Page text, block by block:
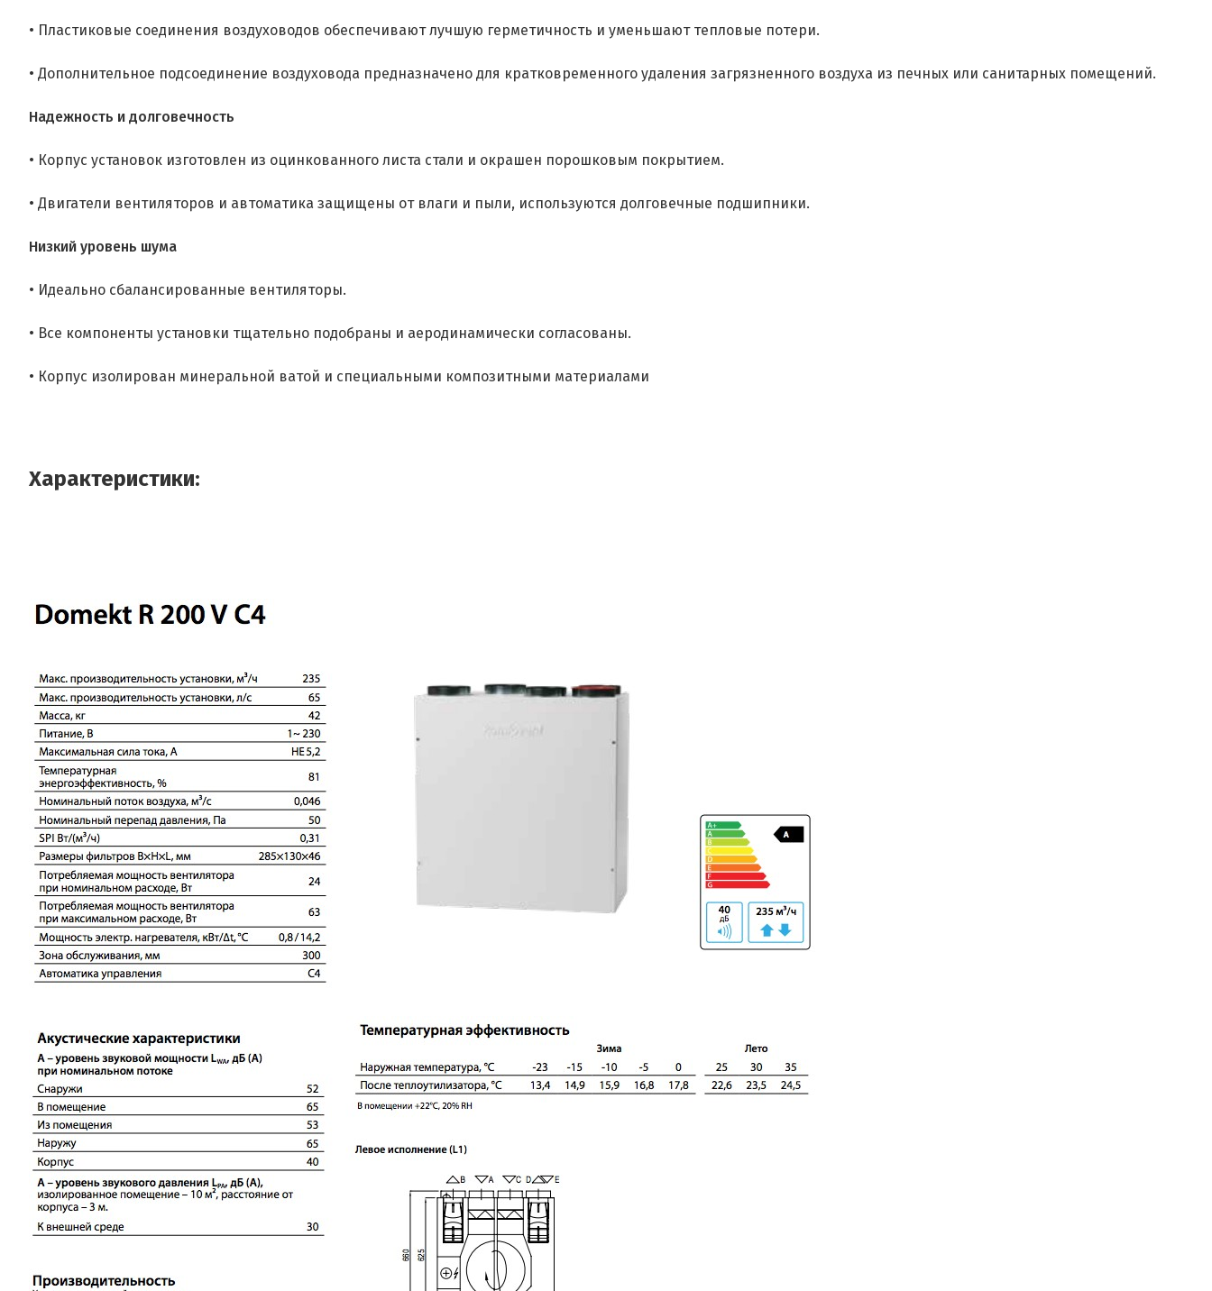
• Пластиковые соединения воздуховодов обеспечивают лучшую герметичность и уменьшают тепловые потери.
• Дополнительное подсоединение воздуховода предназначено для кратковременного удаления загрязненного воздуха из печных или санитарных помещений.
Надежность и долговечность
• Корпус установок изготовлен из оцинкованного листа стали и окрашен порошковым покрытием.
• Двигатели вентиляторов и автоматика защищены от влаги и пыли, используются долговечные подшипники.
Низкий уровень шума
• Идеально сбалансированные вентиляторы.
• Все компоненты установки тщательно подобраны и аеродинамически согласованы.
• Корпус изолирован минеральной ватой и специальными композитными материалами
Характеристики: